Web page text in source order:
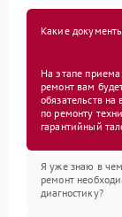
Какие
На этапе
ремонт вам
обязательств
по ремонту
гарантийный
Я уже знаю в
ремонт
диагностику?